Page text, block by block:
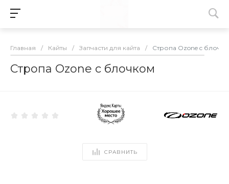
Главная / Кайты / Запчасти для кайта / Стропа Ozone c
Стропа Ozone c блочком
СРАВНИТЬ